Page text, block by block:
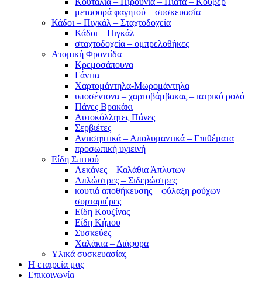
μεταφορά φαγητού – συσκευασία
Κάδοι – Πιγκάλ – Σταχτοδοχεία
Κάδοι – Πιγκάλ
σταχτοδοχεία – ομπρελοθήκες
Ατομική Φροντίδα
Κρεμοσάπουνα
Γάντια
Χαρτομάντηλα-Μωρομάντηλα
υποσέντονα – χαρτοβάμβακας – ιατρικό ρολό
Πάνες Βρακάκι
Αυτοκόλλητες Πάνες
Σερβιέτες
Αντισηπτικά – Απολυμαντικά – Επιθέματα
προσωπική υγιεινή
Είδη Σπιτιού
Λεκάνες – Καλάθια Άπλυτων
Απλώστρες – Σιδερώστρες
κουτιά αποθήκευσης – φύλαξη ρούχων –
συρταριέρες
Είδη Κουζίνας
Είδη Κήπου
Συσκεύες
Χαλάκια – Διάφορα
Yλικά συσκευασίας
Η εταιρεία μας
Επικοινωνία